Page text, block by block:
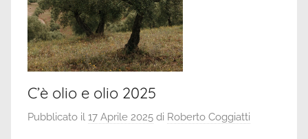
C’è olio e olio 2025
Pubblicato il 17 Aprile 2025 di Roberto Coggiatti